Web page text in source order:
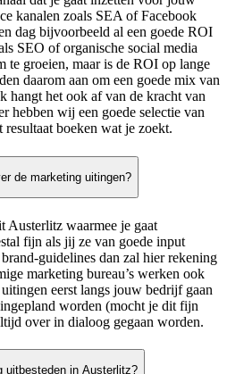
kanalen zoals SEA of Facebook
dag bijvoorbeeld al een goede ROI
SEO of organische social media
te groeien, maar is de ROI op lange
daarom aan om een goede mix van
hangt het ook af van de kracht van
hebben wij een goede selectie van
boeken wat je zoekt.
de marketing uitingen?
Austerlitz waarmee je gaat
fijn als jij ze van goede input
guidelines dan zal hier rekening
marketing bureau’s werken ook
eerst langs jouw bedrijf gaan
worden (mocht je dit fijn
over in dialoog gegaan worden.
uitbesteden in Austerlitz?